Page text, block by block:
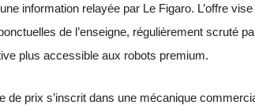
information relayée par Le Figaro. L’offre
de l’enseigne, régulièrement scruté
plus accessible aux robots premium.
de prix s’inscrit dans une mécanique